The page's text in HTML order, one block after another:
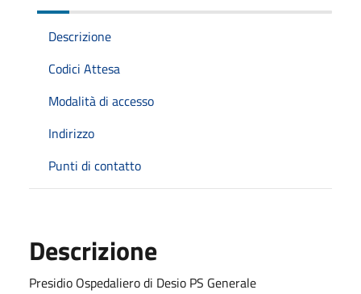
Descrizione
Codici Attesa
Modalità di accesso
Indirizzo
Punti di contatto
Descrizione
Presidio Ospedaliero di Desio PS Generale